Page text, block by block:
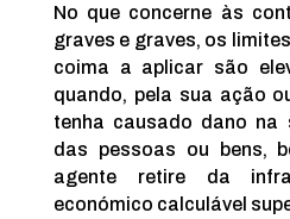
No que concerne às
graves e graves, os
coima a aplicar são
quando, pela sua ação
tenha causado dano na
das pessoas ou bens,
agente retire da
económico calculável